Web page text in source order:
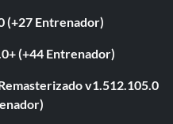
(+27 Entrenador)
(+44 Entrenador)
v1.512.105.0